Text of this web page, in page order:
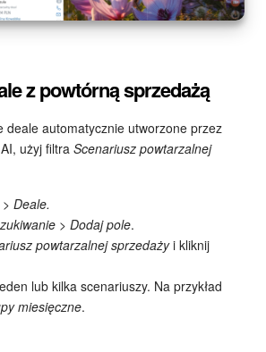
z powtórną sprzedażą
deale automatycznie utworzone przez
użyj filtra Scenariusz powtarzalnej
Deale.
> Dodaj pole.
powtarzalnej sprzedażyi kliknij
lub kilka scenariuszy. Na przykład
miesięczne.